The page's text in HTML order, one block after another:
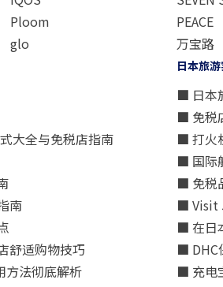
Ploom
glo
PEACE
万宝路
大全与免税店指南
南
舒适购物技巧
方法彻底解析
日本旅
■ 日本
■ 免税
■ 打火
■ 国际
■ 免税
■ Visit
■ 在日
■ DHC
■ 充电